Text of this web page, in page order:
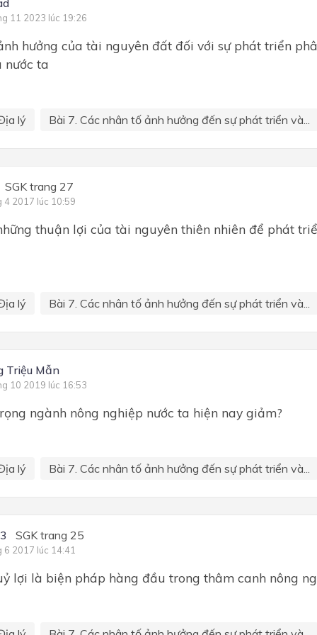
11 2023 lúc 19:26
hưởng của tài nguyên đất đối với sự phát triển
nước ta
lý Bài 7. Các nhân tố ảnh hưởng đến sự phát triển và...
SGK trang 27
4 2017 lúc 10:59
thuận lợi của tài nguyên thiên nhiên để phát
lý Bài 7. Các nhân tố ảnh hưởng đến sự phát triển và...
Triệu Mẫn
10 2019 lúc 16:53
ngành nông nghiệp nước ta hiện nay giảm?
lý Bài 7. Các nhân tố ảnh hưởng đến sự phát triển và...
SGK trang 25
6 2017 lúc 14:41
lợi là biện pháp hàng đầu trong thâm canh nông